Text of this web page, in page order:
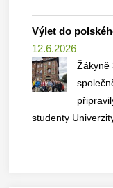
Výlet do
12.6.2026
Žákyně
studenty